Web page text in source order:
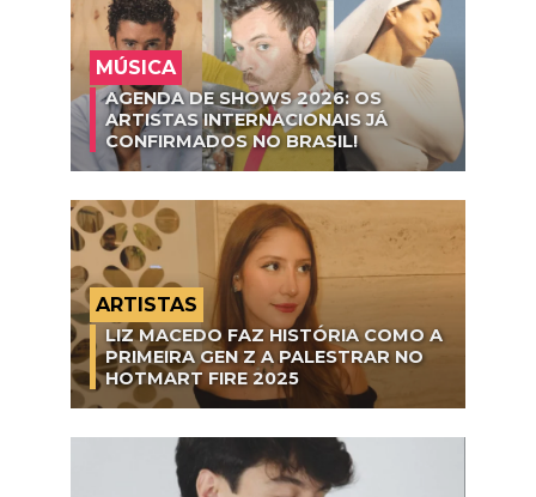
MÚSICA
AGENDA DE SHOWS 2026: OS
ARTISTAS INTERNACIONAIS JÁ
CONFIRMADOS NO BRASIL!
ARTISTAS
LIZ MACEDO FAZ HISTÓRIA COMO A
PRIMEIRA GEN Z A PALESTRAR NO
HOTMART FIRE 2025